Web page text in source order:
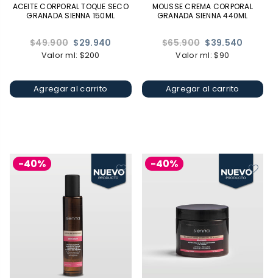
ACEITE CORPORAL TOQUE SECO
GRANADA SIENNA 150ML
Precio
habitual
$49.900 $29.940
Valor ml: $200
Agregar al carrito
MOUSSE CREMA CORPORAL
GRANADA SIENNA 440ML
Precio
habitual
$65.900 $39.540
Valor ml: $90
Agregar al carrito
-40% -40%